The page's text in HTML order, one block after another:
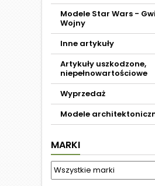
Modele Star Wars -
Wojny
Inne artykuły
Artykuły uszkodzone,
niepełnowartościowe
Wyprzedaż
Modele
MARKI